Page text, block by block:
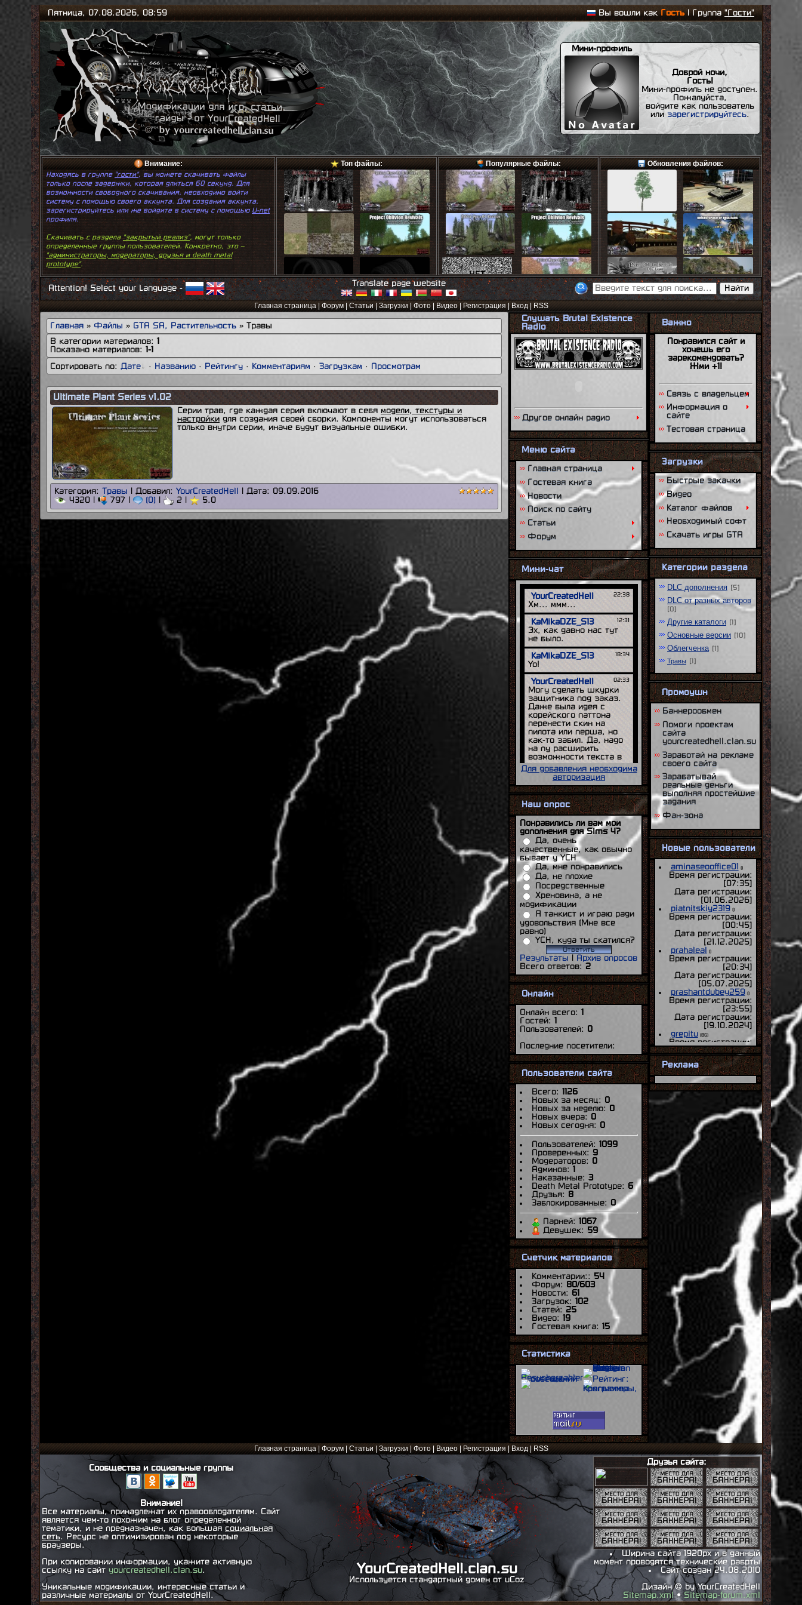
Пятница, 07.08.2026, 08:59 Вы вошли как Гость| Группа"Гости"
Мини-профиль
Доброй ночи,
Гость!
Мини-профиль не доступен.
Пожалуйста,
войдите как пользователь
или зарегистрируйтесь.
Внимание:
Находясь в группе "гости", вы можете скачивать файлы
только после задержки, которая длиться 60 секунд. Для
возможности свободного скачивания, необходимо войти
систему с помощью своего аккунта. Для создания аккунта,
зарегистрируйтесь или же войдите в систему с помощью U-net
профиля.
Скачивать с раздела"закрытый реализ", могут только
определенные группы пользователей. Конкретно, это –
"администраторы, модераторы, друзья и death metal
prototype".
Если вас заблокировали и переместили в группу
"заблокированные", то скачивать файлы у вас нет
возможности.
Скачав, какой либо файл, внимательно прочитайте текстовые
документы, там описание файла и инструкция по установке.
За кривую установку, некому отвечать за потерю имущества
или же за искажение данных.
Топ файлы: Популярные файлы: Обновления файлов:
Attention! Select your Language -
Translate page website
Главная страница|Форум|Статьи|Загрузки |Фото| Видео| Регистрация|Вход| RSS
Главная » Файлы » GTA SA, Растительность » Травы
В категории материалов: 1
Показано материалов: 1-1
Сортировать по: Дате · Названию · Рейтингу · Комментариям · Загрузкам · Просмотрам
Ultimate Plant Series v1.02
Серии трав, где каждая серия включают в себя модели, текстуры и
настройки для создания своей сборки. Компоненты могут использоваться
только внутри серии, иначе будут визуальные ошибки.
Категория: Травы | Добавил: YourCreatedHell | Дата: 09.09.2016
4320 |
797 | (0) 2 | 5.0
Слушать Brutal Existence
Radio
Другое онлайн радио
Меню сайта
Главная страница
Гостевая книга
Новости
Поиск по сайту
Статьи
Форум
Мини-чат
Для добавления необходима
авторизация
Наш опрос
Понравились ли вам мои
дополнения для Sims 4?
Да, очень
качественные, как обычно
бывает у YCH
Да, мне понравились
Да, не плохие
Посредственные
Хреновина, а не
модификации
Я танкист и играю ради
удовольствия (Мне все
равно)
YCH, куда ты скатился?
Результаты
Архив опросов
Всего ответов: 2
Онлайн
Онлайн всего: 1
Гостей: 1
Пользователей: 0
Последние посетители:
Пользователи сайта
Всего: 1126
Новых за месяц:
0
Новых за неделю:
0
Новых вчера:
0
Новых сегодня:
0
Пользователей: 1099
Проверенных:
9
Модераторов:
0
Админов: 1
Наказанные: 3
Death Metal Prototype:
6
Друзья:
8
Заблокированные:
0
Парней:
1067
Девушек:
59
Счетчик материалов
Комментарии::
54
Форум:
80/603
Новости:
61
Загрузок: 102
Статей: 25
Видео: 19
Гостевая книга: 15
Статистика
Важно
Понравился сайт и
хочешь его
зарекомендовать?
Жми +1!
Связь с владельцем
Информация о
сайте
Тестовая страница
Загрузки
Быстрые закачки
Видео
Каталог файлов
Необходимый софт
Скачать игры GTA
Категории раздела
DLC дополнения [5]
DLC от разных авторов
[0]
Другие каталоги [1]
Основные версии [10]
Облегченка [1]
Травы [1]
Промоушн
Баннерообмен
Помоги проектам
сайта
yourcreatedhell.clan.su
Заработай на рекламе
своего сайта
Зарабатывай
реальные деньги
выполняя простейшие
задания
Фан-зона
Новые пользователи
aminaseooffice01 ()
Время регистрации:
[07:35]
Дата регистрации:
[01.06.2026]
piatnitskiy2319
Время регистрации:
[00:45]
Дата регистрации:
[21.12.2025]
prahaleal
()
Время регистрации:
[20:34]
Дата регистрации:
[05.07.2025]
prashantdubey259
Время регистрации:
[23:55]
Дата регистрации:
[19.10.2024]
grepitu (BG)
Время регистрации:
[17:21]
Дата регистрации:
[07.06.2024 ]
efagot32()
Время регистрации:
[22:20]
Дата регистрации:
30.05.2024]
Maximilian_Kolbe
Время регистрации:
Дата регистрации:
elhp-canter
Время регистрации:
mrbender_futurama
Время регистрации:
12:10
Дата регистрации:
]
Время регистрации:
[15:28
Дата регистрации:
[03.03.2023]
reilshat
Время регистрации:
15:31]
Дата регистрации:
10.10.2022
diiegocastroman()
Время регистрации:
[21:25
Дата регистрации:
27.11.2021
viktorkuznetsov05
Время регистрации:
20:54
Дата регистрации:
13.11.2021 ]
Время регистрации:
[17:53
Дата регистрации:
[02.10.2021
jarone524
Время регистрации:
[11:46]
Дата регистрации:
[19.06.2021]
Merc(BG)
Время регистрации:
[20:29]
Дата регистрации:
[ 03.05.2021]
wmysterio()
Время регистрации:
[23:05]
Дата регистрации:
[27.04.2021]
Alex2818
(UA)
Время регистрации:
[02:32]
Дата регистрации:
Реклама
Главная страница|Форум|Статьи|Загрузки |Фото| Видео| Регистрация|Вход| RSS
Сообщества и социальные группы
Внимание!
Все материалы, принадлежат их правооблодателям. Сайт
является чем-то похожим на блог определенной
тематики, и не предназначен, как большая социальная
сеть. Ресурс не оптимизирован под некоторые
браузеры.
При копировании информации, укажите активную
ссылку на сайт yourcreatedhell.clan.su.
Уникальные модификации, интересные статьи и
различные материалы от YourCreatedHell.
YourCreatedHell.clan.su
Используется стандартный домен от uCoz
Друзья сайта:
Ширина сайта 1920px и в данный
момент проводятся технические рабрты
Сайт создан 24.08.2010
Дизайн © by YourCreatedHell
Sitemap.xml•Sitemap-forum.xml